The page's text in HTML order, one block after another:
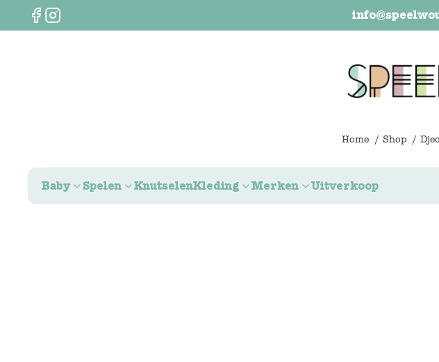
Home Shop
Baby Spelen KnutselenKleding Merken Uitverkoop